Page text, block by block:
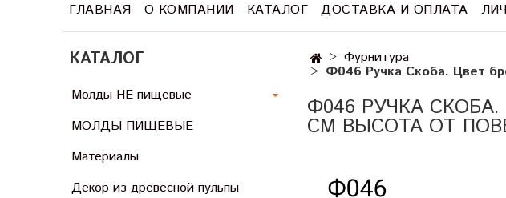
ГЛАВНАЯ О КОМПАНИИ КАТАЛОГ ДОСТАВКА И ОПЛАТА
Фурнитура
Ф046 Ручка Скоба. Цвет
Ф046 РУЧКА
СМ ВЫСОТА ОТ
КАТАЛОГ
Молды НЕ пищевые
МОЛДЫ ПИЩЕВЫЕ
Материалы
Декор из древесной пульпы